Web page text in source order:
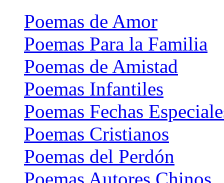
Poemas de Amor
Poemas Para la Familia
Poemas de Amistad
Poemas Infantiles
Poemas Fechas
Poemas Cristianos
Poemas del Perdón
Poemas Autores Chinos